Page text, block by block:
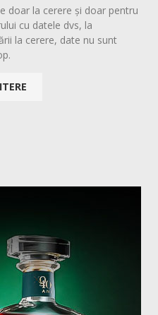
doar la cerere și doar pentru
cu datele dvs, la
la cerere, date nu sunt